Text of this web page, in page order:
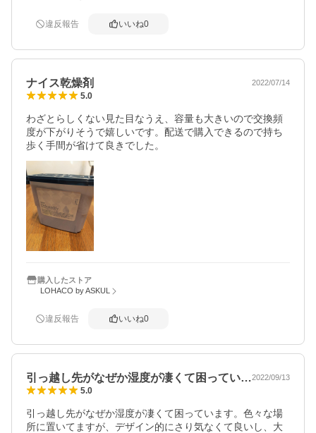
違反報告 いいね0
ナイス乾燥剤 2022/07/14
5.0
わざとらしくない見た目なうえ、容量も大きいので交換頻
度が下がりそうで嬉しいです。配送で購入できるので持ち
歩く手間が省けて良きでした。
購入したストア
LOHACO by ASKUL
違反報告 いいね0
引っ越し先がなぜか湿度が凄くて困ってい…2022/09/13
5.0
引っ越し先がなぜか湿度が凄くて困っています。色々な場
所に置いてますが、デザイン的にさり気なくて良いし、大